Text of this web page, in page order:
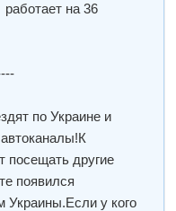
на 36
по Украине и
посещать другие
появился
Украины.Если у кого